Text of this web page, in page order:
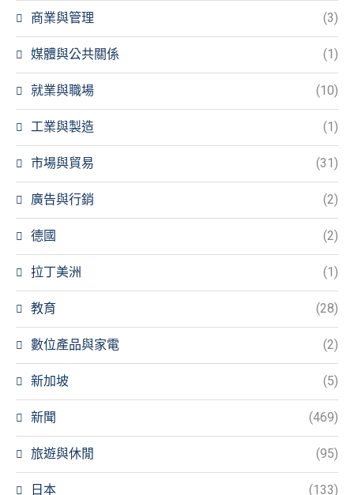
商業與管理 (3)
媒體與公共關係 (1)
就業與職場 (10)
工業與製造 (1)
市場與貿易 (31)
廣告與行銷 (2)
德國 (2)
拉丁美洲 (1)
教育 (28)
數位產品與家電 (2)
新加坡 (5)
新聞 (469)
旅遊與休閒 (95)
日本 (133)